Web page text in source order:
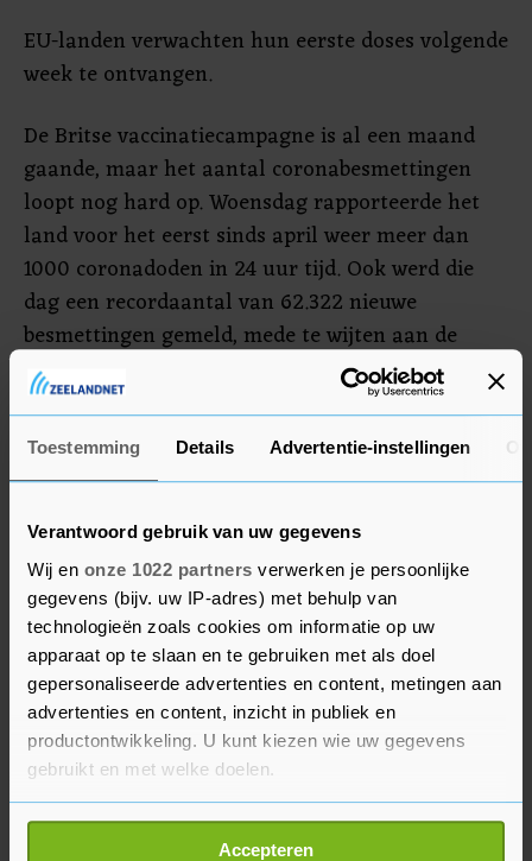
Toestemming Details Advertentie-instellingen
Verantwoord gebruik van uw gegevens
Wij en onze 1022 partners verwerken je persoonlijke
gegevens (bijv. uw IP-adres) met behulp van
technologieën zoals cookies om informatie op uw
apparaat op te slaan en te gebruiken met als doel
gepersonaliseerde advertenties en content, metingen aan
advertenties en content, inzicht in publiek en
productontwikkeling. U kunt kiezen wie uw gegevens
gebruikt en met welke doelen.
Als u het toestaat, willen we ook graag:
Accepteren
EU-landen verwachten hun eerste doses volgende
week te ontvangen.
De Britse vaccinatiecampagne is al een maand
gaande, maar het aantal coronabesmettingen
loopt nog hard op. Woensdag rapporteerde het
land voor het eerst sinds april weer meer dan
1000 coronadoden in 24 uur tijd. Ook werd die
dag een recordaantal van 62.322 nieuwe
besmettingen gemeld, mede te wijten aan de
meer besmettelijke ‘Britse’ variant van het virus.
Reizigers moeten een negatieve test laten zien
als ze het land in willen.